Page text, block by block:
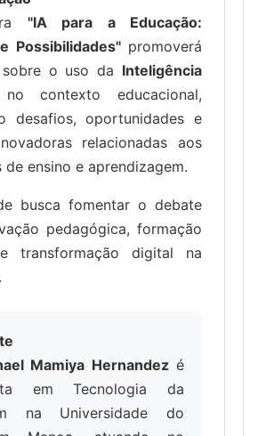
"IA para a Educação:
Possibilidades"promoverá
o uso da Inteligência
no contexto educacional,
desafios, oportunidades e
relacionadas aos
de ensino e aprendizagem.
busca fomentar o debate
pedagógica, formação
transformação digital na
Mamiya Hernandezé
em Tecnologia da
na Universidade do